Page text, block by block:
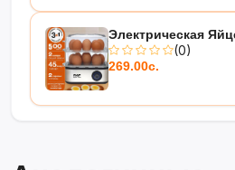
Электрическая
(0)
269.00с.